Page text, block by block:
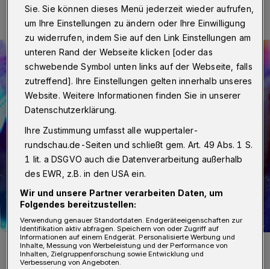
Rausch und seine Folgen sollen Thema des neuen Projektes sein.
Foto: Medienprojekt Wuppertal
Sie. Sie können dieses Menü jederzeit wieder aufrufen,
um Ihre Einstellungen zu ändern oder Ihre Einwilligung
zu widerrufen, indem Sie auf den Link Einstellungen am
unteren Rand der Webseite klicken [oder das
schwebende Symbol unten links auf der Webseite, falls
zutreffend]. Ihre Einstellungen gelten innerhalb unseres
Website. Weitere Informationen finden Sie in unserer
Datenschutzerklärung.
Ihre Zustimmung umfasst alle wuppertaler-
rundschau.de-Seiten und schließt gem. Art. 49 Abs. 1 S.
1 lit. a DSGVO auch die Datenverarbeitung außerhalb
des EWR, z.B. in den USA ein.
Wir und unsere Partner verarbeiten Daten, um
Folgendes bereitzustellen:
Verwendung genauer Standortdaten. Endgeräteeigenschaften zur
Identifikation aktiv abfragen. Speichern von oder Zugriff auf
Informationen auf einem Endgerät. Personalisierte Werbung und
Inhalte, Messung von Werbeleistung und der Performance von
Inhalten, Zielgruppenforschung sowie Entwicklung und
Verbesserung von Angeboten.